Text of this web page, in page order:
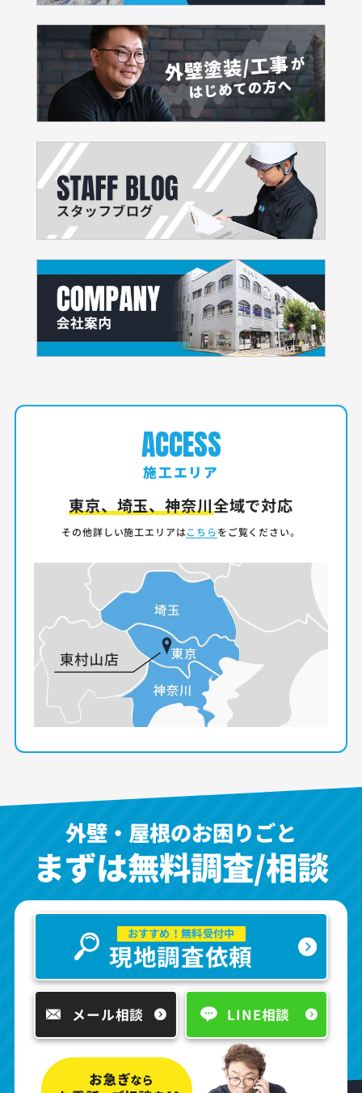
ACCESS
施工エリア
東京、埼玉、神奈川全域で対応
その他詳しい施工エリアはこちらをご覧ください。
外壁・屋根のお困りごと
まずは無料調査/相談
おすすめ！無料受付中
現地調査依頼
メール相談 LINE相談